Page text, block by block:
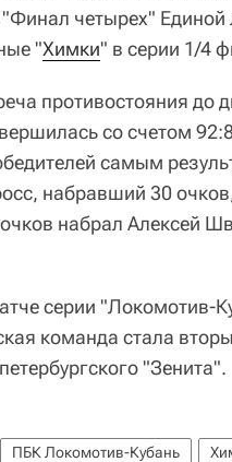
четырех" Единой
"Химки" в серии 1/4
противостояния
со счетом
самым
набравший 30
набрал Алексей
серии "Локомотив-
команда стала
"Зенита".
ПБК Локомотив-Кубань